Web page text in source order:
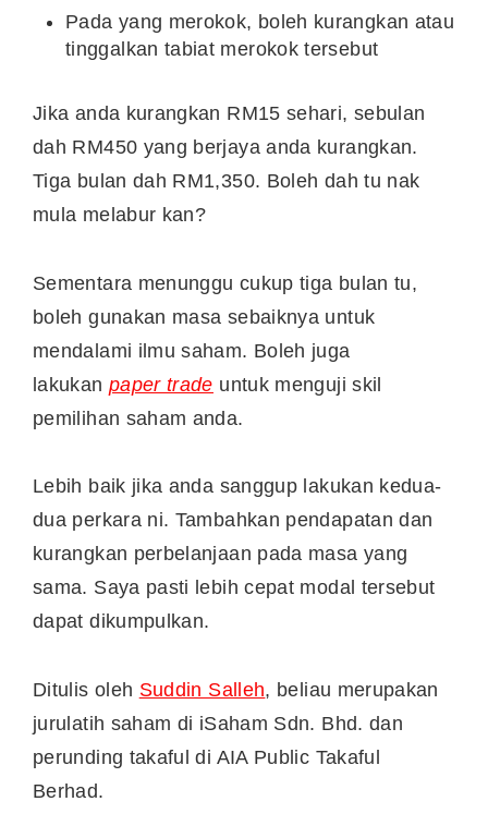
Pada yang merokok, boleh kurangkan atau
tinggalkan tabiat merokok tersebut
Jika anda kurangkan RM15 sehari, sebulan
dah RM450 yang berjaya anda kurangkan.
Tiga bulan dah RM1,350. Boleh dah tu nak
mula melabur kan?
Sementara menunggu cukup tiga bulan tu,
boleh gunakan masa sebaiknya untuk
mendalami ilmu saham. Boleh juga
lakukan paper trade untuk menguji skil
pemilihan saham anda.
Lebih baik jika anda sanggup lakukan kedua-
dua perkara ni. Tambahkan pendapatan dan
kurangkan perbelanjaan pada masa yang
sama. Saya pasti lebih cepat modal tersebut
dapat dikumpulkan.
Ditulis oleh Suddin Salleh, beliau merupakan
jurulatih saham di iSaham Sdn. Bhd. dan
perunding takaful di AIA Public Takaful
Berhad.